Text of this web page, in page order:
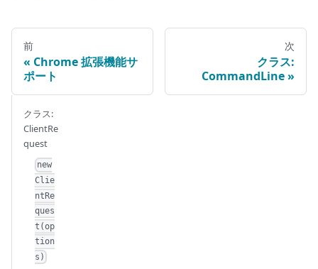
前
Chrome 拡張機能サ
ポート
次
クラス:
CommandLine
クラス:
ClientRe
quest
new
Clie
ntRe
ques
t(op
tion
s)